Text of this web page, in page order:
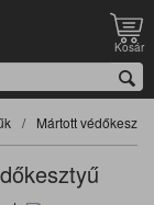
Kosár
Mártott védőkesztyű